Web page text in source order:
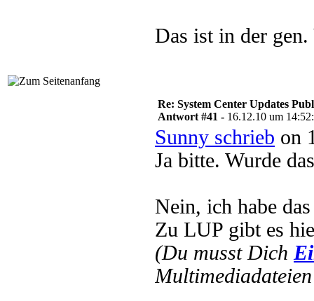
Das ist in der
Re: System Center Updates
Antwort #41 - 16.12.10 um
Sunny schrieb on
Ja bitte. Wurde
Nein, ich habe
Zu LUP gibt es
(Du musst Dich